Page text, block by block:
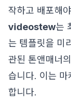
작하고 배포해
videostew는
는 템플릿을 미
관된 톤앤매너
습니다. 이는
합니다.